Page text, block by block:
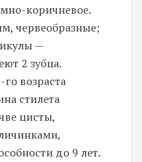
коричневое.
червеобразные;
—
2 зубца.
го возраста
стилета
цисты,
до 9 лет.